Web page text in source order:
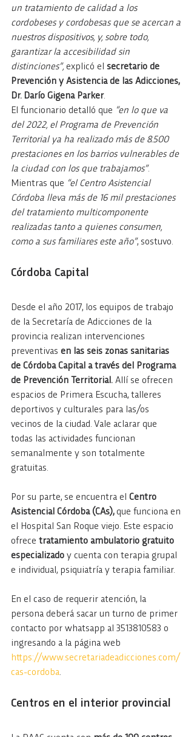
un tratamiento de calidad a los
cordobeses y cordobesas que se acercan a
nuestros dispositivos, y, sobre todo,
garantizar la accesibilidad sin
distinciones”, explicó el secretario de
Prevención y Asistencia de las Adicciones,
Dr. Darío Gigena Parker.
El funcionario detalló que “en lo que va
del 2022, el Programa de Prevención
Territorial ya ha realizado más de 8.500
prestaciones en los barrios vulnerables de
la ciudad con los que trabajamos”.
Mientras que “el Centro Asistencial
Córdoba lleva más de 16 mil prestaciones
del tratamiento multicomponente
realizadas tanto a quienes consumen,
como a sus familiares este año”, sostuvo.
Córdoba Capital
Desde el año 2017, los equipos de trabajo
de la Secretaría de Adicciones de la
provincia realizan intervenciones
preventivas en las seis zonas sanitarias
de Córdoba Capital a través del Programa
de Prevención Territorial. Allí se ofrecen
espacios de Primera Escucha, talleres
deportivos y culturales para las/os
vecinos de la ciudad. Vale aclarar que
todas las actividades funcionan
semanalmente y son totalmente
gratuitas.
Por su parte, se encuentra el Centro
Asistencial Córdoba (CAs), que funciona en
el Hospital San Roque viejo. Este espacio
ofrece tratamiento ambulatorio gratuito
especializado y cuenta con terapia grupal
e individual, psiquiatría y terapia familiar.
En el caso de requerir atención, la
persona deberá sacar un turno de primer
contacto por whatsapp al 3513810583 o
ingresando a la página web
https://www.secretariadeadicciones.com/
cas-cordoba.
Centros en el interior provincial